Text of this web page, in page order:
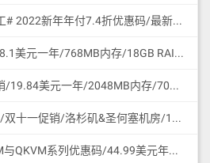
BandwagonHost #搬瓦工# 2022新年年付7.4折优惠码/最新可访问官网地址更新/促销特价商品合集/支持微信与支付宝付款
CloudCone 2021双十二/8.1美元一年/768MB内存/18GB RAID10 HDD硬盘/2TB流量/1Gbps/KVM/洛杉矶/中国路由优化/支持支付宝付款
CloudCone 2021黑五促销/19.84美元一年/2048MB内存/70GB RAID10 HDD硬盘/4TB流量/1Gbps/KVM/洛杉矶/中国路由优化/支持支付宝付款
iON Cloud # Krypt云品牌/双十一促销/洛杉矶&圣何塞机房/11.11美元一个月或111.1美元一年/2核/2GB/60GB SSD/3TB流量/1Gbps端口/圣何塞/支持支付宝微信
HostDare 9月促销/CKVM与QKVM系列优惠码/44.99美元年付/756MB内存/35GB HDD/600GB流量/50Mbps/KVM/Cera线路CN2GIA与联通移动直连/支持支付宝微信支付